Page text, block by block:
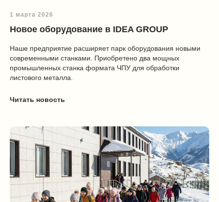
1 марта 2026
Новое оборудование в IDEA GROUP
Наше предприятие расширяет парк оборудования новыми
современными станками. Приобретено два мощных
промышленных станка формата ЧПУ для обработки
листового металла.
Читать новость